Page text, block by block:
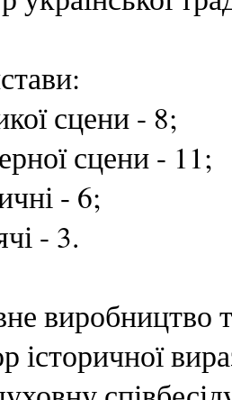
сцени - 8;
сцени - 11;
- 6;
- 3.
виробництво
історичної